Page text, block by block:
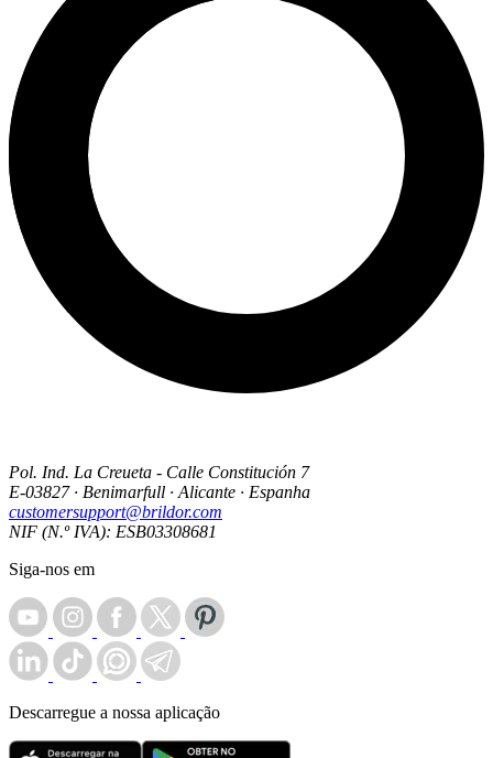
Pol. Ind. La Creueta - Calle Constitución 7
E-03827 · Benimarfull · Alicante · Espanha
customersupport@brildor.com
NIF (N.º IVA): ESB03308681
Siga-nos em
Descarregue a nossa aplicação